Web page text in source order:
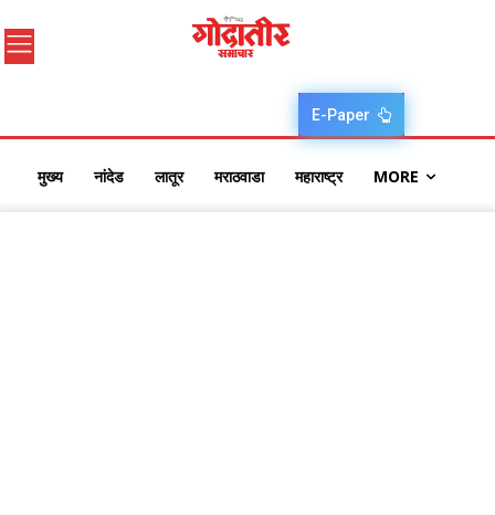
E-Paper
मुख्य नांदेड लातूर मराठवाडा महाराष्ट्र MORE